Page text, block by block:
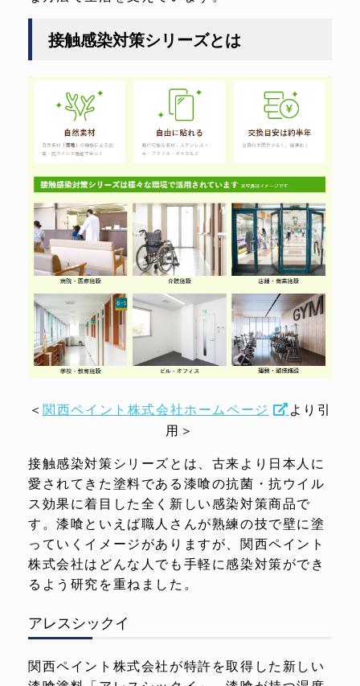
接触感染対策シリーズとは
＜関西ペイント株式会社ホームページ
より引
用＞
接触感染対策シリーズとは、古来より日本人に
愛されてきた塗料である漆喰の抗菌・抗ウイル
ス効果に着目した全く新しい感染対策商品で
す。漆喰といえば職人さんが熟練の技で壁に塗
っていくイメージがありますが、関西ペイント
株式会社はどんな人でも手軽に感染対策ができ
るよう研究を重ねました。
アレスシックイ
関西ペイント株式会社が特許を取得した新しい